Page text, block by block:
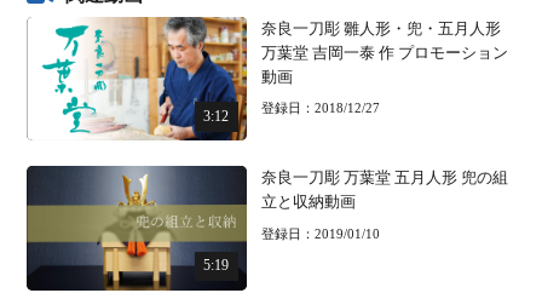
3:12
奈良一刀彫 雛人形・兜・五月人形
万葉堂 吉岡一泰 作 プロモーション
動画
登録日：2018/12/27
5:19
奈良一刀彫 万葉堂 五月人形 兜の組
立と収納動画
登録日：2019/01/10